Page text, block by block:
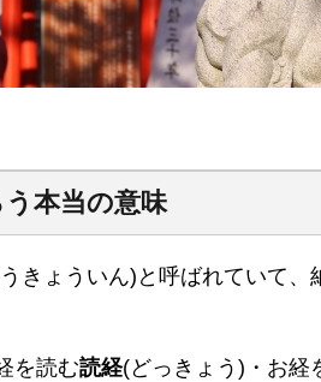
本当の意味
きょういん)と呼ばれていて、
を読む読経(どっきょう)・お経